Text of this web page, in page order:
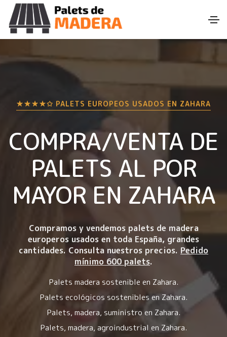
★★★★✩ PALETS EUROPEOS USADOS EN ZAHARA
COMPRA/VENTA DE
PALETS AL POR
MAYOR EN ZAHARA
Compramos y vendemos palets de madera
europeros usados en toda España, grandes
cantidades. Consulta nuestros precios. Pedido
mínimo 600 palets.
Palets madera sostenible en Zahara.
Palets ecológicos sostenibles en Zahara.
Palets, madera, suministro en Zahara.
Palets, madera, agroindustrial en Zahara.